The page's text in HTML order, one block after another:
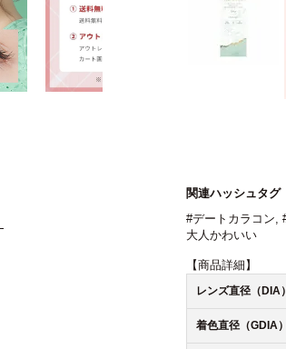
関連ハッシュタグ
#デートカラコン,
大人かわいい
【商品詳細】
レンズ直径（DIA）
着色直径（GDIA）